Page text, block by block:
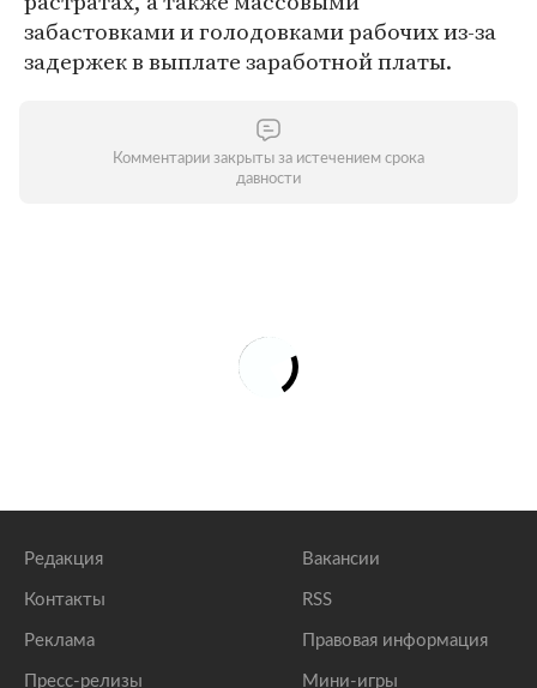
забастовками и голодовками рабочих из-за
задержек в выплате заработной платы.
Комментарии закрыты за истечением срока
давности
Редакция
Контакты
Реклама
Пресс-релизы
Вакансии
RSS
Правовая информация
Мини-игры